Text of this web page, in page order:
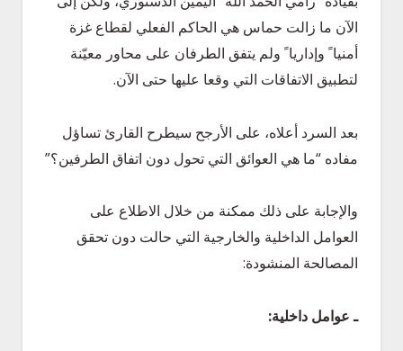
الآن ما زالت حماس هي الحاكم الفعلي لقطاع غزة
أمنيا ً وإداريا ً ولم يتفق الطرفان على محاور معيّنة
لتطبيق الاتفاقات التي وقعا عليها حتى الآن.
بعد السرد أعلاه، على الأرجح سيطرح القارئ تساؤل
مفاده “ما هي العوائق التي تحول دون اتفاق الطرفين؟”
والإجابة على ذلك ممكنة من خلال الاطلاع على
العوامل الداخلية والخارجية التي حالت دون تحقق
المصالحة المنشودة:
ـ عوامل داخلية: